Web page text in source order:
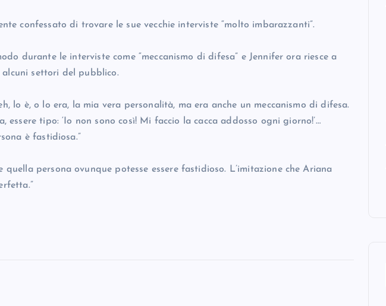
confessato di trovare le sue vecchie interviste “molto imbarazzanti”.
durante le interviste come “meccanismo di difesa” e Jennifer ora riesce a
settori del pubblico.
lo è, o lo era, la mia vera personalità, ma era anche un meccanismo di difesa.
essere tipo: ‘Io non sono così! Mi faccio la cacca addosso ogni giorno!’…
è fastidiosa.”
quella persona ovunque potesse essere fastidioso. L’imitazione che Ariana